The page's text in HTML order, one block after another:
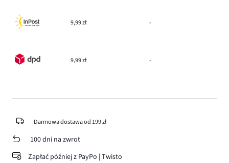
9,99 zł -
9,99 zł -
Darmowa dostawa od 199 zł
100 dni na zwrot
Zapłać później z PayPo | Twisto